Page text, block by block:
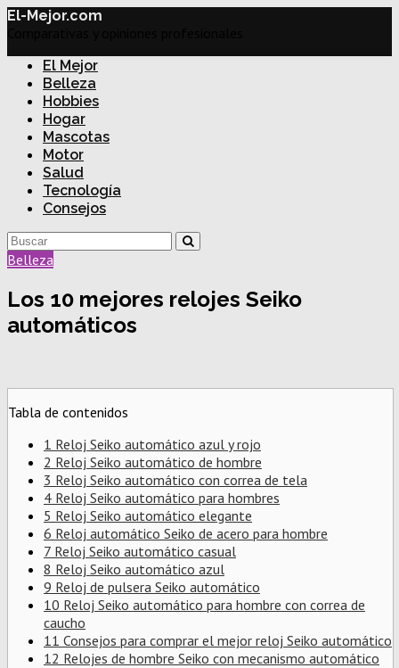
El-Mejor.com
El Mejor
Belleza
Hobbies
Hogar
Mascotas
Motor
Salud
Tecnología
Consejos
Belleza
Los 10 mejores relojes Seiko
automáticos
Tabla de contenidos
1 Reloj Seiko automático azul y rojo
2 Reloj Seiko automático de hombre
3 Reloj Seiko automático con correa de tela
4 Reloj Seiko automático para hombres
5 Reloj Seiko automático elegante
6 Reloj automático Seiko de acero para hombre
7 Reloj Seiko automático casual
8 Reloj Seiko automático azul
9 Reloj de pulsera Seiko automático
10 Reloj Seiko automático para hombre con correa de
caucho
11 Consejos para comprar el mejor reloj Seiko automático
12 Relojes de hombre Seiko con mecanismo automático